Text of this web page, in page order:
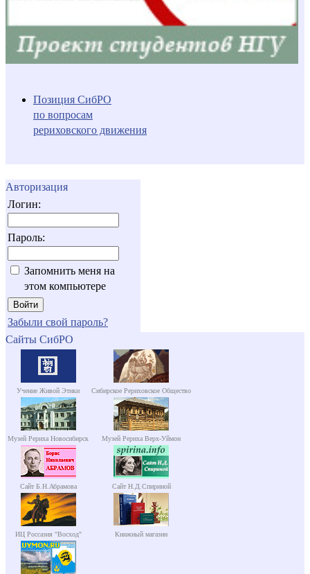
Позиция СибРО
по вопросам
рериховского движения
Авторизация
Логин:
Пароль:
Запомнить меня на
этом компьютере
Забыли свой пароль?
Сайты СибРО
Учение Живой Этики Сибирское Рериховское Общество
Музей Рериха Новосибирск Музей Рериха Верх-Уймон
Сайт Б.Н.Абрамова Сайт Н.Д.Спириной
ИЦ Россазия "Восход" Книжный магазин